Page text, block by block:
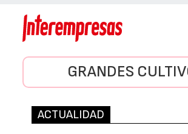
GRANDES
ACTUALIDAD